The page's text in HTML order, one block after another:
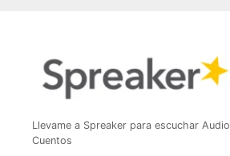
Llevame a Spreaker para escuchar Audio
Cuentos